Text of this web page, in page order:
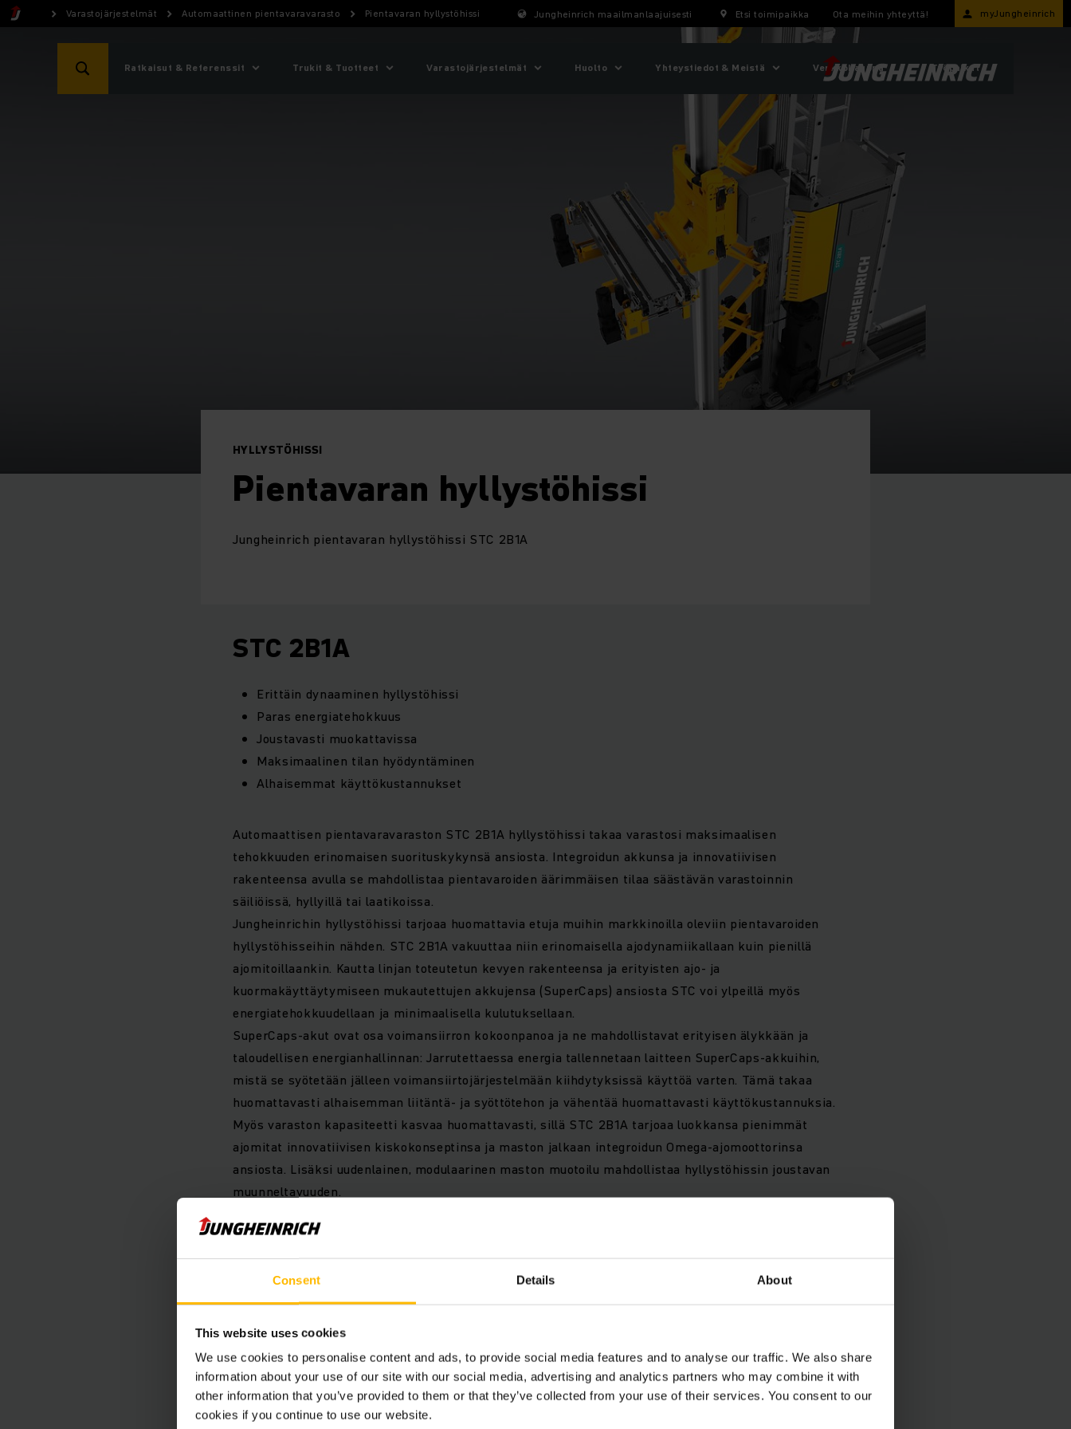
Consent Details About
This website uses cookies
We use cookies to personalise content and ads, to provide social media features and to analyse our traffic. We also share
information about your use of our site with our social media, advertising and analytics partners who may combine it with
other information that you’ve provided to them or that they’ve collected from your use of their services. You consent to our
cookies if you continue to use our website.
Varastojärjestelmät Automaattinen pientavaravarasto Pientavaran hyllystöhissi Jungheinrich maailmanlaajuisesti Etsi toimipaikka Ota meihin yhteyttä! myJungheinrich
Ratkaisut & Referenssit Trukit & Tuotteet Varastojärjestelmät Huolto Yhteystiedot & Meistä Verkkokauppa Työpaikat
HYLLYSTÖHISSI
Pientavaran hyllystöhissi
Jungheinrich pientavaran hyllystöhissi STC 2B1A
STC 2B1A
Erittäin dynaaminen hyllystöhissi
Paras energiatehokkuus
Joustavasti muokattavissa
Maksimaalinen tilan hyödyntäminen
Alhaisemmat käyttökustannukset
Automaattisen pientavaravaraston STC 2B1A hyllystöhissi takaa varastosi maksimaalisen
tehokkuuden erinomaisen suorituskykynsä ansiosta. Integroidun akkunsa ja innovatiivisen
rakenteensa avulla se mahdollistaa pientavaroiden äärimmäisen tilaa säästävän varastoinnin
säiliöissä, hyllyillä tai laatikoissa.
Jungheinrichin hyllystöhissi tarjoaa huomattavia etuja muihin markkinoilla oleviin pientavaroiden
hyllystöhisseihin nähden. STC 2B1A vakuuttaa niin erinomaisella ajodynamiikallaan kuin pienillä
ajomitoillaankin. Kautta linjan toteutetun kevyen rakenteensa ja erityisten ajo- ja
kuormakäyttäytymiseen mukautettujen akkujensa (SuperCaps) ansiosta STC voi ylpeillä myös
energiatehokkuudellaan ja minimaalisella kulutuksellaan.
SuperCaps-akut ovat osa voimansiirron kokoonpanoa ja ne mahdollistavat erityisen älykkään ja
taloudellisen energianhallinnan: Jarrutettaessa energia tallennetaan laitteen SuperCaps-akkuihin,
mistä se syötetään jälleen voimansiirtojärjestelmään kiihdytyksissä käyttöä varten. Tämä takaa
huomattavasti alhaisemman liitäntä- ja syöttötehon ja vähentää huomattavasti käyttökustannuksia.
Myös varaston kapasiteetti kasvaa huomattavasti, sillä STC 2B1A tarjoaa luokkansa pienimmät
ajomitat innovatiivisen kiskokonseptinsa ja maston jalkaan integroidun Omega-ajomoottorinsa
ansiosta. Lisäksi uudenlainen, modulaarinen maston muotoilu mahdollistaa hyllystöhissin joustavan
muunneltavuuden.
Ominaisuudet
Luokkansa paras suorituskyky
Maksimaalinen energiatehokkuus
Erinomainen muunneltavuus